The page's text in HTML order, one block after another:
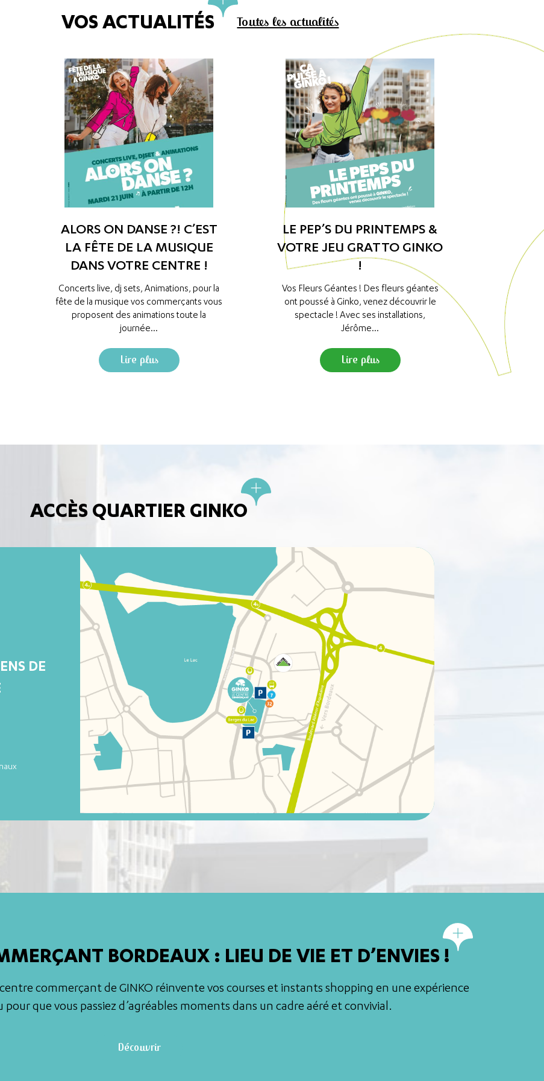
VOS ACTUALITÉS Toutes les actualités
ALORS ON DANSE ?! C’EST
LA FÊTE DE LA MUSIQUE
DANS VOTRE CENTRE !
Concerts live, dj sets, Animations, pour la
fête de la musique vos commerçants vous
proposent des animations toute la
journée...
Lire plus
LE PEP’S DU PRINTEMPS &
VOTRE JEU GRATTO GINKO
!
Vos Fleurs Géantes ! Des fleurs géantes
ont poussé à Ginko, venez découvrir le
spectacle ! Avec ses installations,
Jérôme...
Lire plus
ACCÈS QUARTIER GINKO
DE
BORDEAUX : LIEU DE VIE ET D’ENVIES !
commerçant de GINKO réinvente vos courses et instants shopping en une expérience
que vous passiez d’agréables moments dans un cadre aéré et convivial.
Découvrir